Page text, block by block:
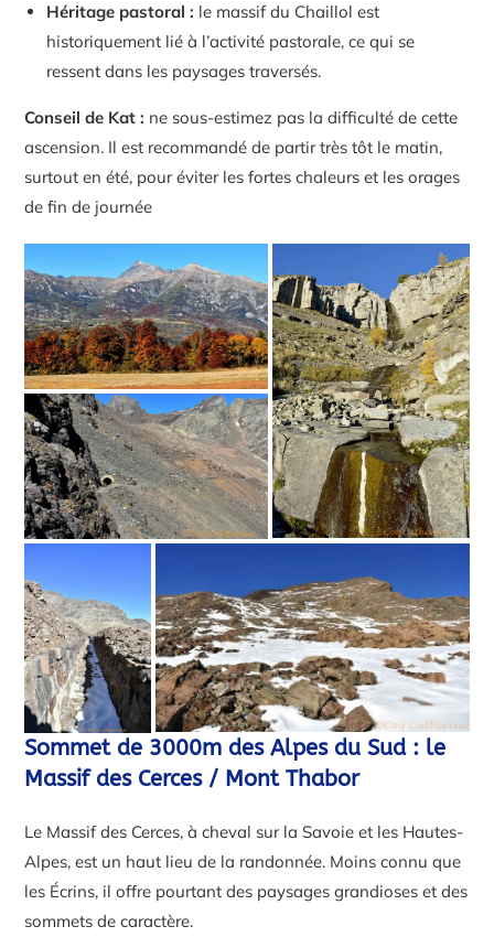
Héritage pastoral : le massif du Chaillol est
historiquement lié à l’activité pastorale, ce qui se
ressent dans les paysages traversés.
Conseil de Kat : ne sous-estimez pas la difficulté de cette
ascension. Il est recommandé de partir très tôt le matin,
surtout en été, pour éviter les fortes chaleurs et les orages
de fin de journée
Sommet de 3000m des Alpes du Sud : le
Massif des Cerces / Mont Thabor
Le Massif des Cerces, à cheval sur la Savoie et les Hautes-
Alpes, est un haut lieu de la randonnée. Moins connu que
les Écrins, il offre pourtant des paysages grandioses et des
sommets de caractère.